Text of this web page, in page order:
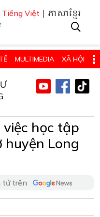
Tiếng Việt | ភាសាខ្មែរ
MULTIMEDIA XÃ HỘI
& CÔNG NGHỆ
SỨC KHỎE VÀ ĐỜI SỐNG
THÔNG TIN CẦN BIẾT
TRANG
học tập
huyện Long
tử trên